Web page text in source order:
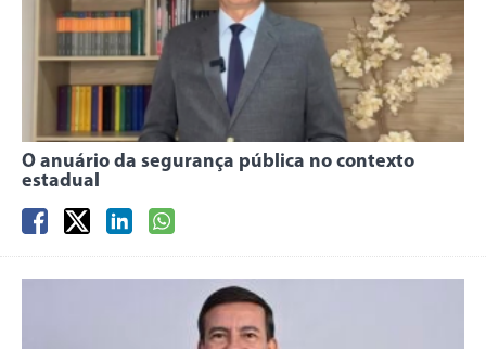
O anuário da segurança pública no contexto
estadual